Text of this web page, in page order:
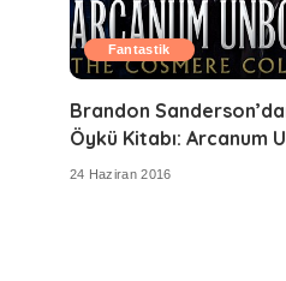
Fantastik
Brandon
Öykü Kitabı: Arcanum
24 Haziran 2016